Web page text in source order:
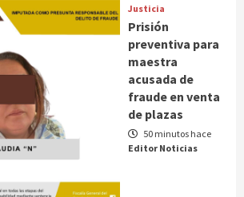
Justicia
Prisión
preventiva para
maestra
acusada de
fraude en venta
de plazas
50 minutos hace
Editor Noticias